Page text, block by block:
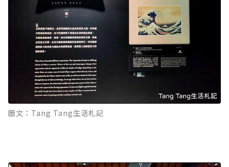
圖文：Tang Tang生活札記